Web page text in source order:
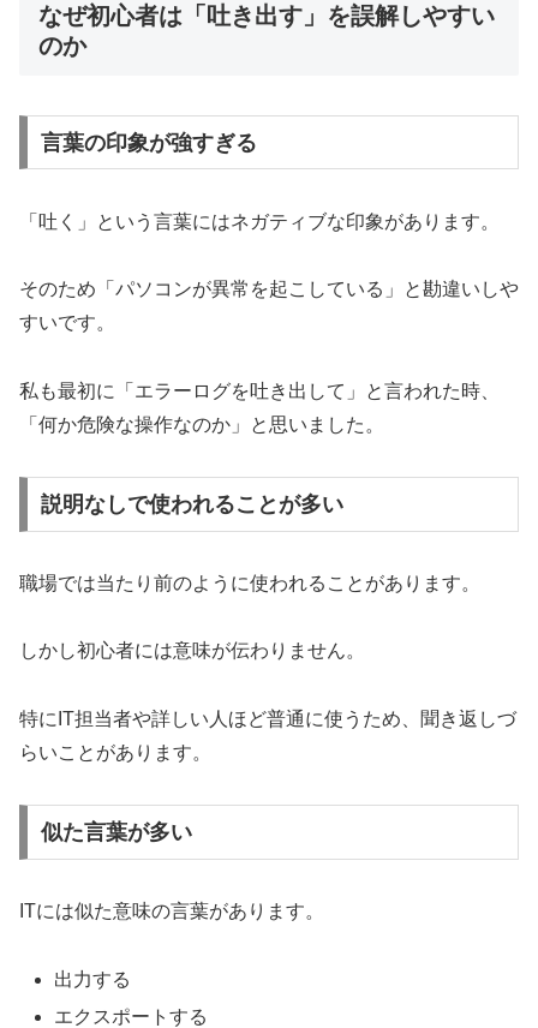
なぜ初心者は「吐き出す」を誤解しやすい
のか
言葉の印象が強すぎる
「吐く」という言葉にはネガティブな印象があります。
そのため「パソコンが異常を起こしている」と勘違いしや
すいです。
私も最初に「エラーログを吐き出して」と言われた時、
「何か危険な操作なのか」と思いました。
説明なしで使われることが多い
職場では当たり前のように使われることがあります。
しかし初心者には意味が伝わりません。
特にIT担当者や詳しい人ほど普通に使うため、聞き返しづ
らいことがあります。
似た言葉が多い
ITには似た意味の言葉があります。
出力する
エクスポートする